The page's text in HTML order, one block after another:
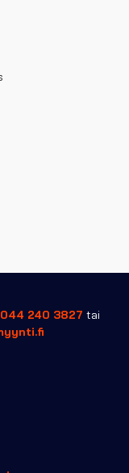
044 240 3827 tai